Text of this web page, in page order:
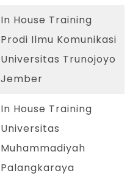
In House Training
Prodi Ilmu Komunikasi
Universitas Trunojoyo
Jember
In House Training
Universitas
Muhammadiyah
Palangkaraya